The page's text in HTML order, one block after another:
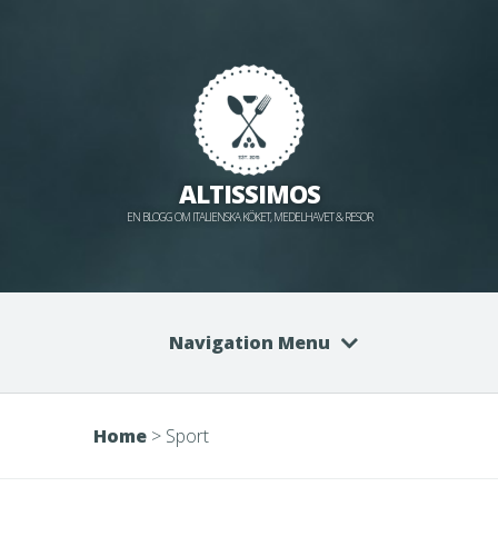
ALTISSIMOS
EN BLOGG OM ITALIENSKA KÖKET, MEDELHAVET & RESOR
Navigation Menu
Home > Sport